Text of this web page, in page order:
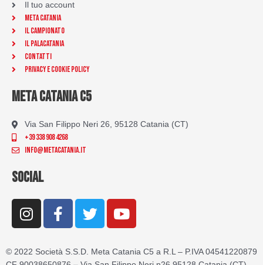
Il tuo account
Meta Catania
Il Campionato
Il Palacatania
Contatti
Privacy e Cookie Policy
META CATANIA C5
Via San Filippo Neri 26, 95128 Catania (CT)
+39 338 908 4268
info@metacatania.it
SOCIAL
I
n
t
F
a
e
T
w
t
Y
o
t
© 2022 Società S.S.D. Meta Catania C5 a R.L – P.IVA 04541220879